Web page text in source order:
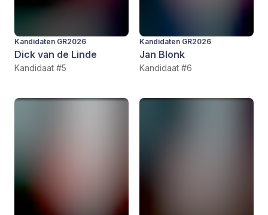
Kandidaten GR2026
Dick van de Linde
Kandidaat #5
Kandidaten GR2026
Jan Blonk
Kandidaat #6